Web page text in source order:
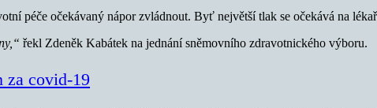
péče očekávaný nápor zvládnout. Byť největší tlak se očekává na
řekl Zdeněk Kabátek na jednání sněmovního zdravotnického výboru.
za covid-19